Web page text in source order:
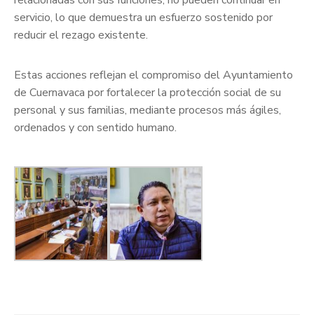
servicio, lo que demuestra un esfuerzo sostenido por
reducir el rezago existente.
Estas acciones reflejan el compromiso del Ayuntamiento
de Cuernavaca por fortalecer la protección social de su
personal y sus familias, mediante procesos más ágiles,
ordenados y con sentido humano.